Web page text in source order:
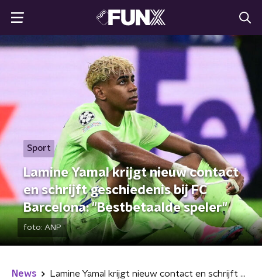
Sport
Lamine Yamal krijgt nieuw contact
en schrijft geschiedenis bij FC
Barcelona: "Bestbetaalde speler"
foto: ANP
News Lamine Yamal krijgt nieuw contact en schrijft geschiedenis bij FC Barcelona: "Bestbetaalde speler"